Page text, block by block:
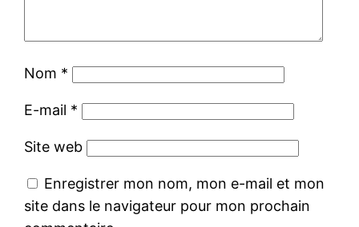
Nom *
E-mail *
Site web
Enregistrer mon nom, mon e-mail et mon
site dans le navigateur pour mon prochain